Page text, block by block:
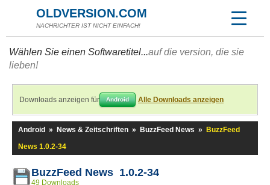
OLDVERSION.COM
NACHRICHTER IST NICHT EINFACH!
Wählen Sie einen Softwaretitel...auf die version, die sie
lieben!
Downloads anzeigen für Android Alle Downloads anzeigen
Android » News & Zeitschriften » BuzzFeed News »
BuzzFeed
News 1.0.2-34
BuzzFeed News 1.0.2-34
49 Downloads